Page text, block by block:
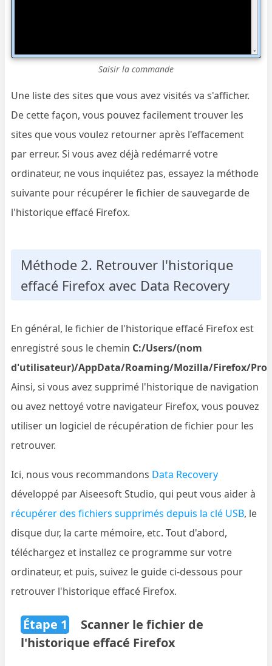
Saisir la commande
Une liste des sites que vous avez visités va s'afficher.
De cette façon, vous pouvez facilement trouver les
sites que vous voulez retourner après l'effacement
par erreur. Si vous avez déjà redémarré votre
ordinateur, ne vous inquiétez pas, essayez la méthode
suivante pour récupérer le fichier de sauvegarde de
l'historique effacé Firefox.
Méthode 2. Retrouver l'historique
effacé Firefox avec Data Recovery
En général, le fichier de l'historique effacé Firefox est
enregistré sous le chemin C:/Users/(nom
d'utilisateur)/AppData/Roaming/Mozilla/Firefox/
Ainsi, si vous avez supprimé l'historique de navigation
ou avez nettoyé votre navigateur Firefox, vous pouvez
utiliser un logiciel de récupération de fichier pour les
retrouver.
Ici, nous vous recommandons Data Recovery
développé par Aiseesoft Studio, qui peut vous aider à
récupérer des fichiers supprimés depuis la clé USB, le
disque dur, la carte mémoire, etc. Tout d'abord,
téléchargez et installez ce programme sur votre
ordinateur, et puis, suivez le guide ci-dessous pour
retrouver l'historique effacé Firefox.
Étape 1
Scanner le fichier de
l'historique effacé Firefox